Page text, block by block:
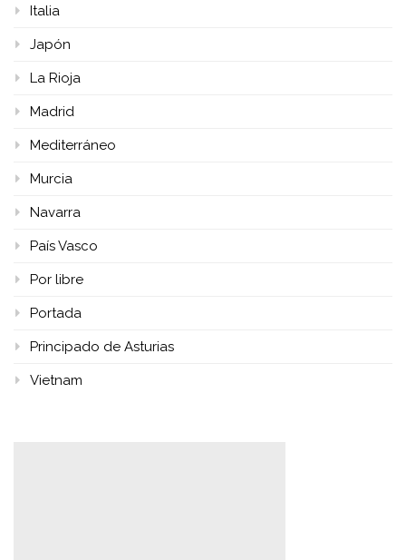
Italia
Japón
La Rioja
Madrid
Mediterráneo
Murcia
Navarra
País Vasco
Por libre
Portada
Principado de Asturias
Vietnam